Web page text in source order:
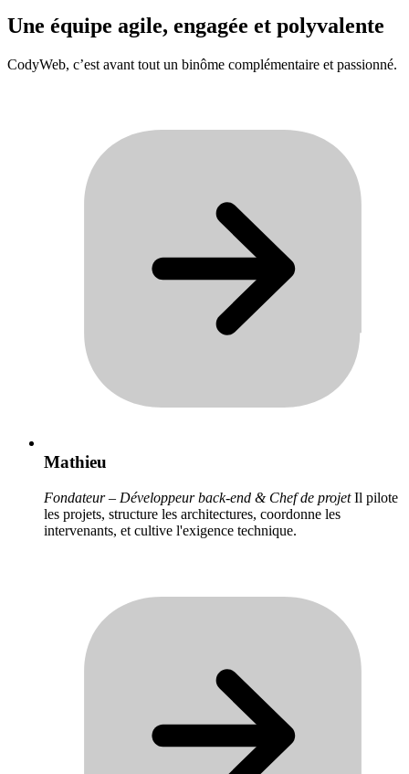
Une équipe agile, engagée et polyvalente
CodyWeb, c’est avant tout un binôme complémentaire et passionné.
Mathieu
Fondateur – Développeur back-end & Chef de projetIl pilote
les projets, structure les architectures, coordonne les
intervenants, et cultive l'exigence technique.